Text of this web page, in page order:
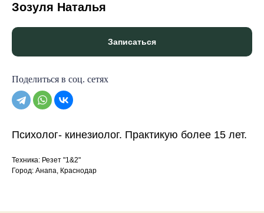
Зозуля Наталья
Записаться
Поделиться в соц. сетях
Психолог- кинезиолог. Практикую более 15 лет.
Техника: Резет "1&2"
Город: Анапа, Краснодар